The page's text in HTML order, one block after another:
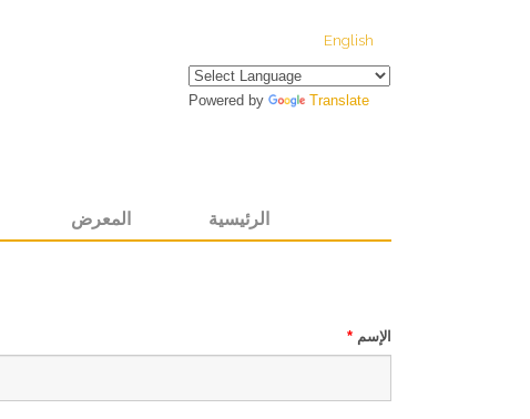
English
Powered by Translate
الرئيسية المعرض
الإسم *